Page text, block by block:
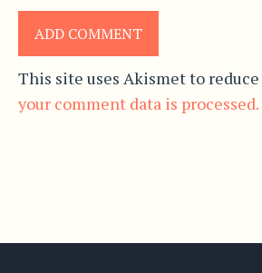
This site uses Akismet to reduce
your comment data is processed.